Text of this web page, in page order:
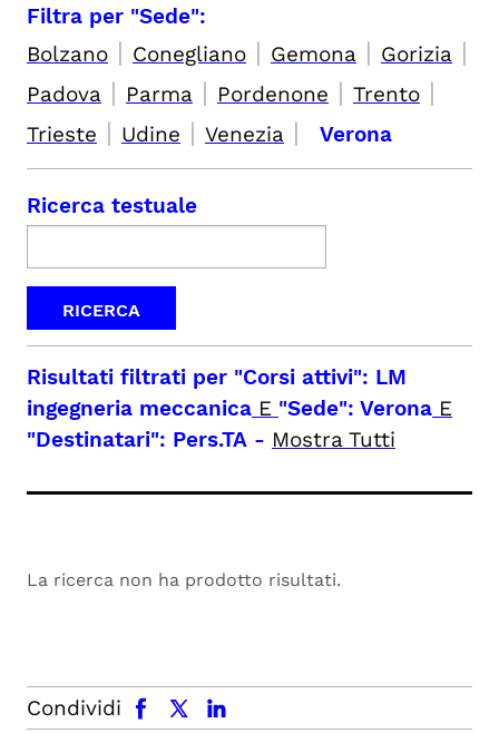
Filtra per "Sede":
Bolzano | Conegliano | Gemona | Gorizia |
Padova | Parma | Pordenone | Trento |
Trieste | Udine | Venezia | Verona
Ricerca testuale
Risultati filtrati per "Corsi attivi": LM
ingegneria meccanica E "Sede": Verona E
"Destinatari": Pers.TA - Mostra Tutti
La ricerca non ha prodotto risultati.
Condividi
facebook x.com linkedin